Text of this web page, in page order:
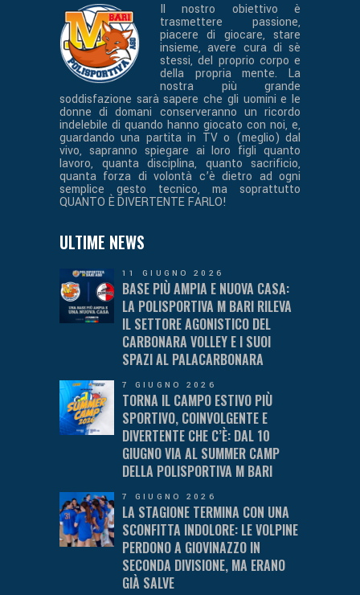
Il nostro obiettivo è
trasmettere passione,
piacere di giocare, stare
insieme, avere cura di sè
stessi, del proprio corpo e
della propria mente. La
nostra più grande
soddisfazione sarà sapere che gli uomini e le
donne di domani conserveranno un ricordo
indelebile di quando hanno giocato con noi, e,
guardando una partita in TV o (meglio) dal
vivo, sapranno spiegare ai loro figli quanto
lavoro, quanta disciplina, quanto sacrificio,
quanta forza di volontà c’è dietro ad ogni
semplice gesto tecnico, ma soprattutto
QUANTO È DIVERTENTE FARLO!
ULTIME NEWS
11 GIUGNO 2026
BASE PIÙ AMPIA E NUOVA CASA:
LA POLISPORTIVA M BARI RILEVA
IL SETTORE AGONISTICO DEL
CARBONARA VOLLEY E I SUOI
SPAZI AL PALACARBONARA
7 GIUGNO 2026
TORNA IL CAMPO ESTIVO PIÙ
SPORTIVO, COINVOLGENTE E
DIVERTENTE CHE C’È: DAL 10
GIUGNO VIA AL SUMMER CAMP
DELLA POLISPORTIVA M BARI
7 GIUGNO 2026
LA STAGIONE TERMINA CON UNA
SCONFITTA INDOLORE: LE VOLPINE
PERDONO A GIOVINAZZO IN
SECONDA DIVISIONE, MA ERANO
GIÀ SALVE